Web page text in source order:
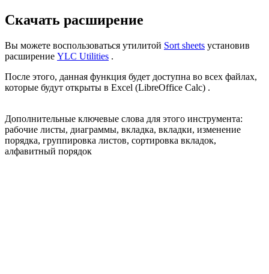
Скачать расширение
Вы можете воспользоваться утилитой Sort sheets установив
расширение YLC Utilities .
После этого, данная функция будет доступна во всех файлах,
которые будут открыты в Excel (LibreOffice Calc) .
Дополнительные ключевые слова для этого инструмента:
рабочие листы, диаграммы, вкладка, вкладки, изменение
порядка, группировка листов, сортировка вкладок,
алфавитный порядок